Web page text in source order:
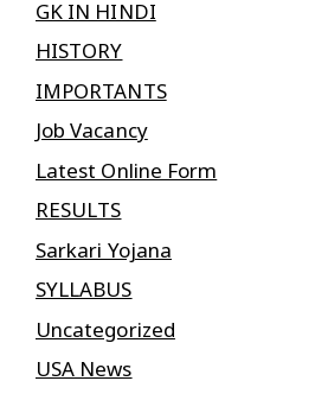
GK IN HINDI
HISTORY
IMPORTANTS
Job Vacancy
Latest Online Form
RESULTS
Sarkari Yojana
SYLLABUS
Uncategorized
USA News